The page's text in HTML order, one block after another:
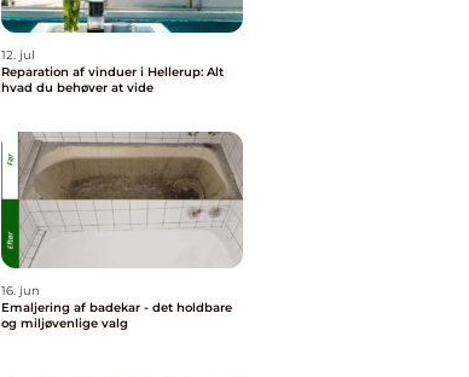
12. jul
Reparation af vinduer i Hellerup: Alt
hvad du behøver at vide
16. jun
Emaljering af badekar - det holdbare
og miljøvenlige valg